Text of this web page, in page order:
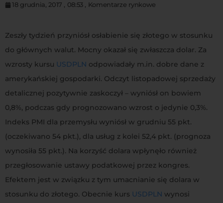
18 grudnia, 2017 08:53 Komentarze rynkowe
Zeszły tydzień przyniósł osłabienie się złotego w stosunku
do głównych walut. Mocny okazał się zwłaszcza dolar. Za
wzrosty kursu USDPLN odpowiadały m.in. dobre dane z
amerykańskiej gospodarki. Odczyt listopadowej sprzedaży
detalicznej pozytywnie zaskoczył – wyniósł on bowiem
0,8%, podczas gdy prognozowano wzrost o jedynie 0,3%.
Indeks PMI dla przemysłu wyniósł w grudniu 55 pkt.
(oczekiwano 54 pkt.), dla usług z kolei 52,4 pkt. (prognoza
wynosiła 55 pkt.). Na korzyść dolara wpłynęło również
przegłosowanie ustawy podatkowej przez kongres.
Efektem jest w związku z tym umacnianie się dolara w
stosunku do złotego. Obecnie kurs USDPLN wynosi